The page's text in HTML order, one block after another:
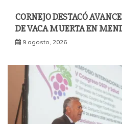
CORNEJO DESTACÓ
DE VACA MUERTA EN
9 agosto, 2026